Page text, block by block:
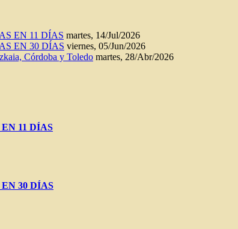
EN 11 DÍAS martes, 14/Jul/2026
EN 30 DÍAS viernes, 05/Jun/2026
Córdoba y Toledo martes, 28/Abr/2026
11 DÍAS
30 DÍAS